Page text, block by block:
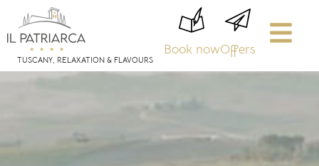
TUSCANY, RELAXATION & FLAVOURS
Book nowOffers